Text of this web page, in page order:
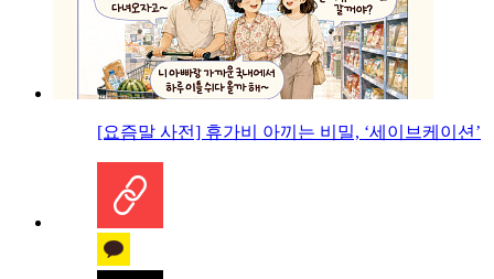
[요즘말 사전] 휴가비 아끼는 비밀, ‘세이브케이션’